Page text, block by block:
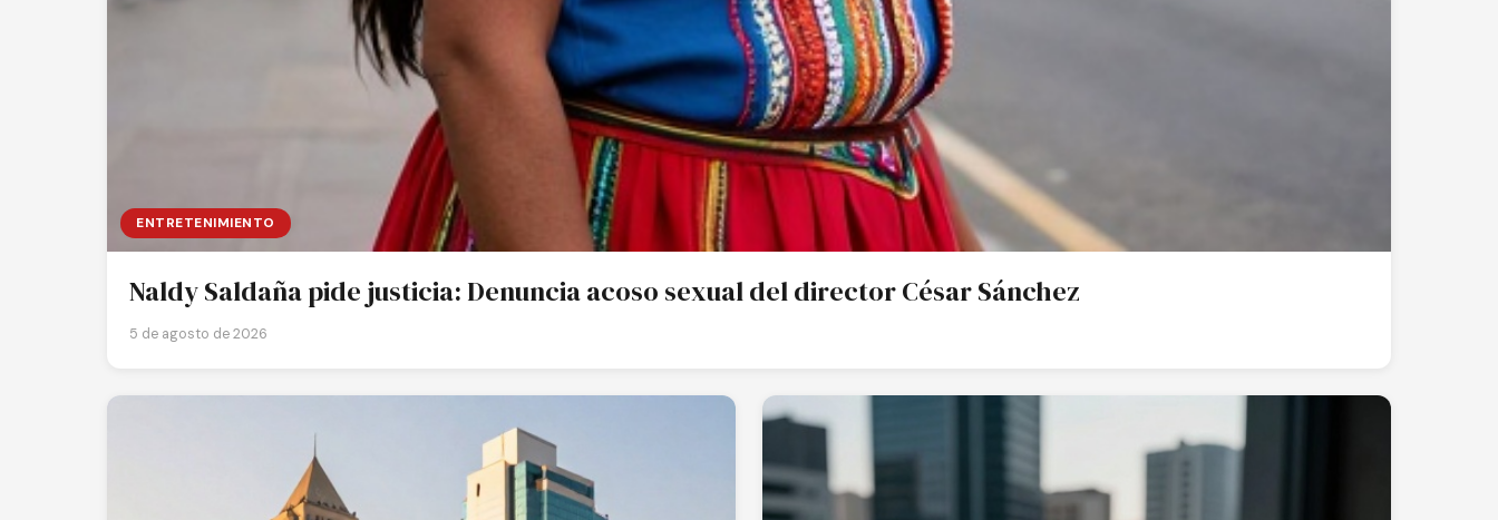
ENTRETENIMIENTO
Naldy Saldaña pide justicia: Denuncia acoso sexual del director César Sánchez
5 de agosto de 2026